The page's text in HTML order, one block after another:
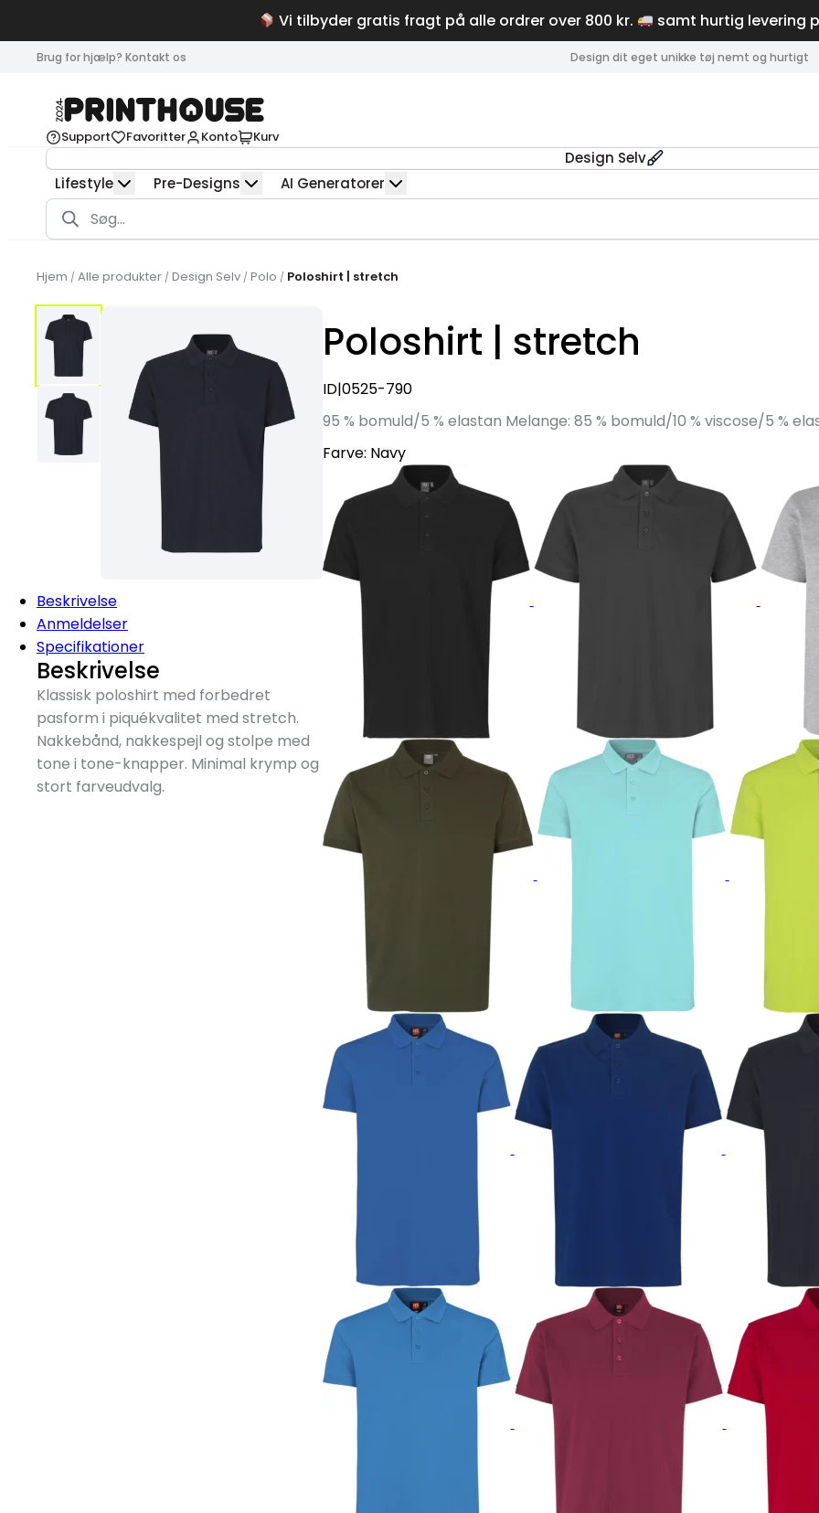
Vi tilbyder gratis fragt på alle ordrer over 800 kr. samt hurtig levering
Brug for hjælp? Kontakt os Design dit eget unikke tøj nemt og hurtigt
Support Favoritter Konto Kurv
Design Selv
Lifestyle
Pre-Designs AI Generatorer
Products
search
Hjem / Alle produkter / Design Selv / Polo / Poloshirt | stretch
Beskrivelse
Anmeldelser
Specifikationer
Beskrivelse
Klassisk poloshirt med forbedret
pasform i piquékvalitet med stretch.
Nakkebånd, nakkespejl og stolpe med
tone i tone-knapper. Minimal krymp og
stort farveudvalg.
Poloshirt | stretch
ID|0525-790
95 % bomuld/5 % elastan Melange: 85 % bomuld/10 % viscose/5 %
Farve: Navy